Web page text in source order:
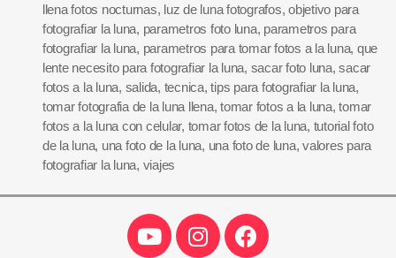
llena fotos nocturnas, luz de luna fotografos,objetivo para
fotografiar la luna, parametros foto luna, parametros para
fotografiar la luna, parametros para tomar fotos a la luna, que
lente necesito para fotografiar la luna, sacar foto luna,sacar
fotos a la luna, salida, tecnica,tips para fotografiar la luna,
tomar fotografia de la luna llena,tomar fotos a la luna,tomar
fotos a la luna con celular, tomar fotos de la luna, tutorial foto
de la luna, una foto de la luna, una foto de luna,valores para
fotografiar la luna, viajes